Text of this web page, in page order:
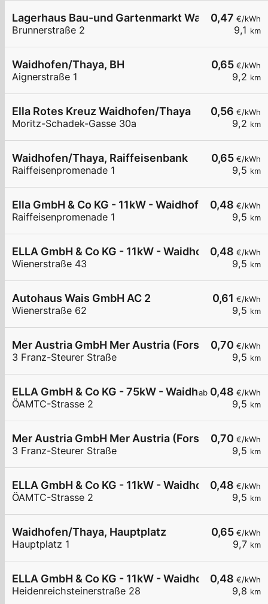
0,47 €/kWh
9,1 km
Lagerhaus Bau-und Gartenmarkt Waidhofen an
Brunnerstraße 2
0,65 €/kWh
9,2 km
Waidhofen/Thaya, BH
Aignerstraße 1
0,56 €/kWh
9,2 km
Ella Rotes Kreuz Waidhofen/Thaya
Moritz-Schadek-Gasse 30a
0,65 €/kWh
9,5 km
Waidhofen/Thaya, Raiffeisenbank
Raiffeisenpromenade 1
0,48 €/kWh
9,5 km
Ella GmbH & Co KG - 11kW - Waidhofen/Thaya -
Raiffeisenpromenade 1
0,48 €/kWh
9,5 km
ELLA GmbH & Co KG - 11kW - Waidhofen/Thaya
Wienerstraße 43
0,61 €/kWh
9,5 km
Autohaus Wais GmbH AC 2
Wienerstraße 62
0,70 €/kWh
9,5 km
Mer Austria GmbH Mer Austria (Forstinger) -
3 Franz-Steurer Straße
ab 0,48 €/kWh
9,5 km
ELLA GmbH & Co KG - 75kW - Waidhofen/Thaya
ÖAMTC-Strasse 2
0,70 €/kWh
9,5 km
Mer Austria GmbH Mer Austria (Forstinger) -
3 Franz-Steurer Straße
0,48 €/kWh
9,5 km
ELLA GmbH & Co KG - 11kW - Waidhofen/Thaya
ÖAMTC-Strasse 2
0,65 €/kWh
9,7 km
Waidhofen/Thaya, Hauptplatz
Hauptplatz 1
0,48 €/kWh
9,8 km
ELLA GmbH & Co KG - 11kW - Waidhofen/Thaya -
Heidenreichsteinerstraße 28